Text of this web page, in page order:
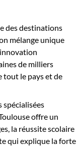
des destinations
mélange unique
de milliers
tout le pays et de
spécialisées
offre un
la réussite scolaire
qui explique la forte